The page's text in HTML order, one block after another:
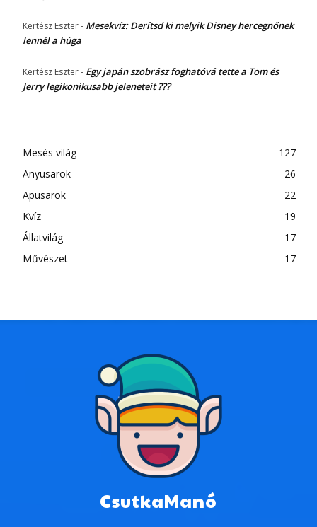
Kertész Eszter- Mesekvíz: Derítsd ki melyik Disney hercegnőnek
lennél a húga
Kertész Eszter- Egy japán szobrász foghatóvá tette a Tom és
Jerry legikonikusabb jeleneteit ???
Mesés világ
127
Anyusarok
26
Apusarok
22
Kvíz
19
Állatvilág
17
Művészet
17
CsutkaManó